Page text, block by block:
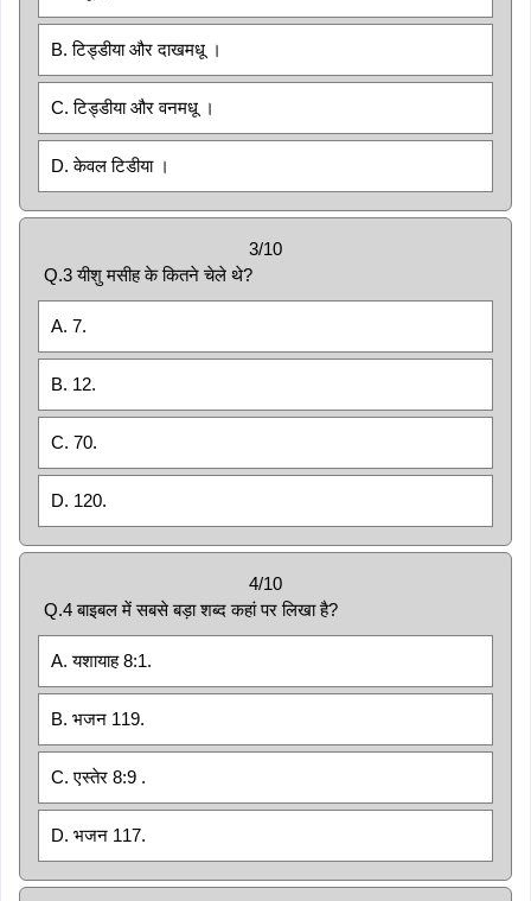
B. टिड्डीया और दाखमधू ।
C. टिड्डीया और वनमधू ।
D. केवल टिडीया ।
3/10
Q.3 यीशु मसीह के कितने चेले थे?
A. 7.
B. 12.
C. 70.
D. 120.
4/10
Q.4 बाइबल में सबसे बड़ा शब्द कहां पर लिखा है?
A. यशायाह 8:1.
B. भजन 119.
C. एस्तेर 8:9 .
D. भजन 117.